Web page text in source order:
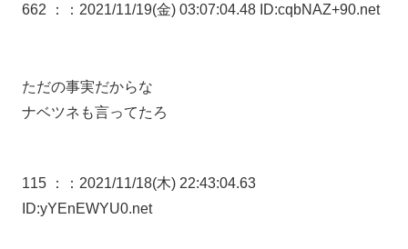
662 ： ：2021/11/19(金) 03:07:04.48 ID:cqbNAZ+90.net
ただの事実だからな
ナベツネも言ってたろ
115 ：
：2021/11/18(木) 22:43:04.63
ID:yYEnEWYU0.net